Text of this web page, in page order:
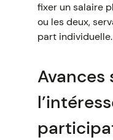
fixer un salaire
ou les deux,
part individuelle.
Avances